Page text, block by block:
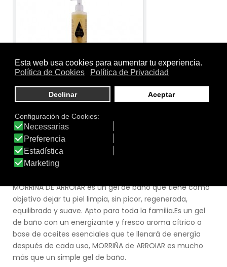
Tamaño:250 ml.
Marca:Herbolario Bio
Línea:Herbolario Bio Corporal
MORRIÑA DE ARROIAR GEL DE BAÑO
MORRIÑA DE ARROIAR es un gel de baño que tiene como
objetivo dejar tu piel limpia, sin picor, regenerada,
equilibrada y suave. Apto para toda la familia.Es un gel
de baño con un energizante y fresco aroma cítrico a
base de aceites esenciales que te llenará de energía
después de cada uso, MORRIÑA de ARROIAR es mucho
más que un simple gel de baño.